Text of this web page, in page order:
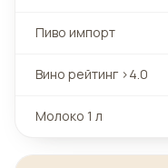
Пиво импорт
Вино рейтинг >4.0
Молоко 1 л